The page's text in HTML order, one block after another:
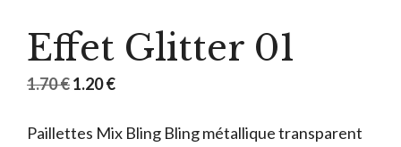
Effet Glitter 01
1.70€Le
initial
1.20€Le
actuel
Paillettes Mix Bling Bling métallique transparent